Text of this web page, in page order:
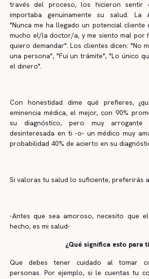
través del proceso, los hicieron sentir
importaba genuinamente su salud. La
"Nunca me ha llegado un potencial cliente
mucho el/la doctor/a, y me siento mal por
quiero demandar". Los clientes dicen: "No
una persona", "Fui un trámite", "Lo único
el dinero".
Con honestidad dime qué prefieres,
eminencia médica, el mejor, con 90%
su diagnóstico, pero muy
desinteresada en ti -o- un médico muy
probabilidad 40% de acierto en su
Si valoras tu salud lo suficiente, preferirás
-Antes que sea amoroso, necesito que
hecho, es mi salud-
¿Qué significa esto para
Que debes tener cuidado al tomar
personas. Por ejemplo, si le cuentas tu